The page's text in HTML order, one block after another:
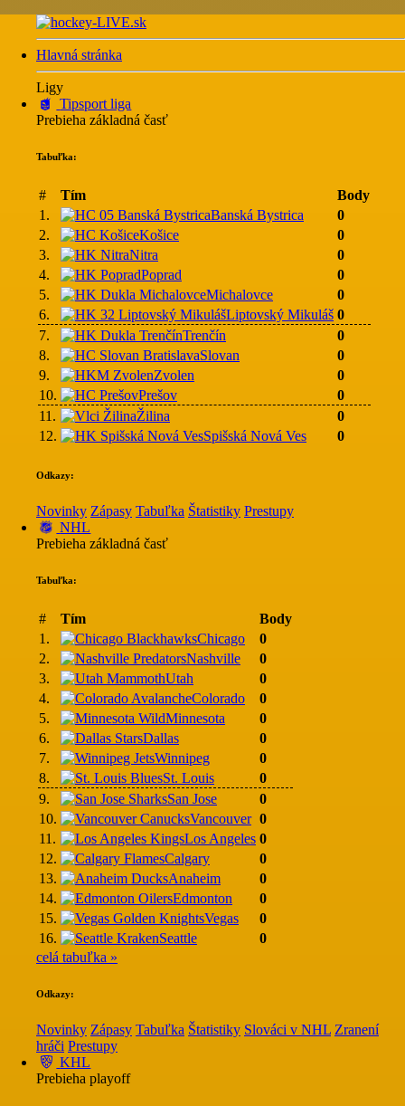
Hlavná stránka
Ligy
Tipsport liga
Prebieha základná časť
Tabuľka:
# Tím
Body
1.
Banská Bystrica
0
2.
Košice
0
3.
Nitra
0
4.
Poprad
0
5.
Michalovce
0
6.
Liptovský Mikuláš 0
7.
Trenčín
0
8.
Slovan
0
9.
Zvolen
0
10.
Prešov
0
11.
Žilina
0
12.
Spišská Nová Ves 0
Odkazy:
Novinky Zápasy Tabuľka Štatistiky Prestupy
NHL
Prebieha základná časť
Tabuľka:
# Tím
Body
1.
Chicago
0
2.
Nashville
0
3.
Utah
0
4.
Colorado
0
5.
Minnesota
0
6.
Dallas
0
7.
Winnipeg
0
8.
St. Louis
0
9.
San Jose
0
10.
Vancouver 0
11.
Los Angeles 0
12.
Calgary
0
13.
Anaheim
0
14.
Edmonton
0
15.
Vegas
0
16.
Seattle
0
celá tabuľka »
Odkazy:
Novinky Zápasy Tabuľka Štatistiky Slováci v NHL Zranení
hráči Prestupy
KHL
Prebieha playoff